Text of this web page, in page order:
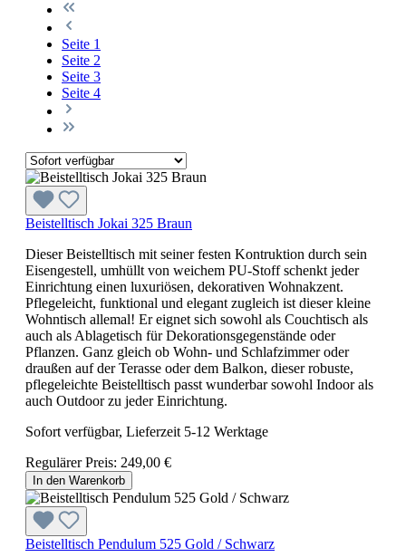
Seite 1
Seite 2
Seite 3
Seite 4
Beistelltisch Jokai 325 Braun
Dieser Beistelltisch mit seiner festen Kontruktion durch sein
Eisengestell, umhüllt von weichem PU-Stoff schenkt jeder
Einrichtung einen luxuriösen, dekorativen Wohnakzent.
Pflegeleicht, funktional und elegant zugleich ist dieser kleine
Wohntisch allemal! Er eignet sich sowohl als Couchtisch als
auch als Ablagetisch für Dekorationsgegenstände oder
Pflanzen. Ganz gleich ob Wohn- und Schlafzimmer oder
draußen auf der Terasse oder dem Balkon, dieser robuste,
pflegeleichte Beistelltisch passt wunderbar sowohl Indoor als
auch Outdoor zu jeder Einrichtung.
Sofort verfügbar, Lieferzeit 5-12 Werktage
Regulärer Preis: 249,00 €
In den Warenkorb
Beistelltisch Pendulum 525 Gold / Schwarz